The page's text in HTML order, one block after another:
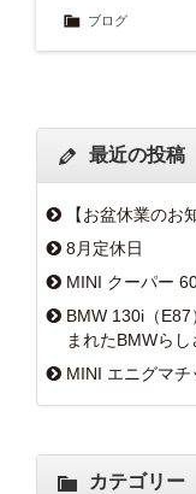
ブログ
最近の投稿
【お盆休業のお
8月定休日
MINI クーパー
BMW 130i（
まれたBMWらし
MINI エニグマ
カテゴリー